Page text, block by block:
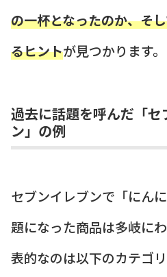
の一杯となったのか、そ
るヒントが見つかります。
過去に話題を呼んだ「セ
ン」の例
セブンイレブンで「にん
題になった商品は多岐に
表的なのは以下のカテゴリ